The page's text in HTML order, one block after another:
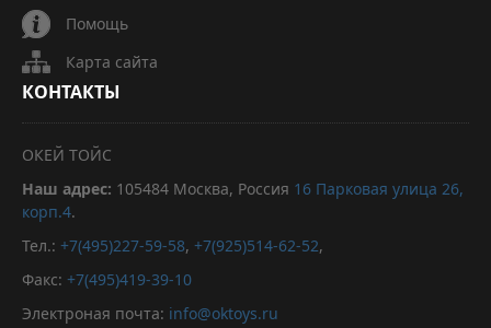
Помощь
Карта сайта
КОНТАКТЫ
ОКЕЙ ТОЙС
Наш адрес: 105484 Москва, Россия 16 Парковая улица 26,
корп.4.
Тел.: +7(495)227-59-58, +7(925)514-62-52,
Факс: +7(495)419-39-10
Электроная почта: info@oktoys.ru